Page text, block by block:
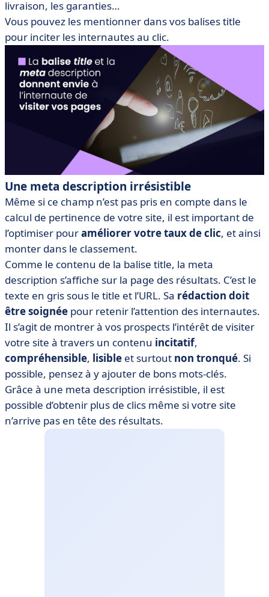
livraison, les garanties…
Vous pouvez les mentionner dans vos balises title
pour inciter les internautes au clic.
Une meta description irrésistible
Même si ce champ n’est pas pris en compte dans le
calcul de pertinence de votre site, il est important de
l’optimiser pouraméliorer votre taux de clic, et ainsi
monter dans le classement.
Comme le contenu de la balise title, la meta
description s’affiche sur la page des résultats. C’est le
texte en gris sous le title et l’URL. Sa rédaction doit
être soignée pour retenir l’attention des internautes.
Il s’agit de montrer à vos prospects l’intérêt de visiter
votre site à travers un contenu incitatif,
compréhensible, lisible et surtout non tronqué. Si
possible, pensez à y ajouter de bons mots-clés.
Grâce à une meta description irrésistible, il est
possible d’obtenir plus de clics même si votre site
n’arrive pas en tête des résultats.